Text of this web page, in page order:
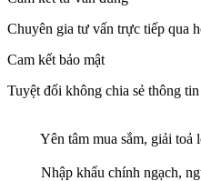
Chuyên gia tư vấn trực tiếp qua
Cam kết bảo mật
Tuyệt đối không chia sẻ thông
Yên tâm mua sắm, giải toả
Nhập khẩu chính ngạch,